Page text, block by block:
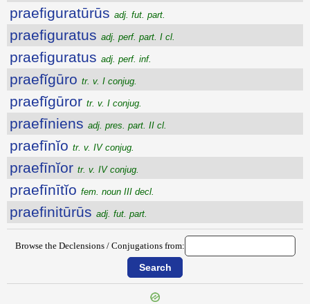
praefiguratūrūs adj. fut. part.
praefiguratus adj. perf. part. I cl.
praefiguratus adj. perf. inf.
praefĭgūro tr. v. I conjug.
praefĭgūror tr. v. I conjug.
praefīniens adj. pres. part. II cl.
praefīnĭo tr. v. IV conjug.
praefīnĭor tr. v. IV conjug.
praefīnītĭo fem. noun III decl.
praefinitūrūs adj. fut. part.
Browse the Declensions / Conjugations from: